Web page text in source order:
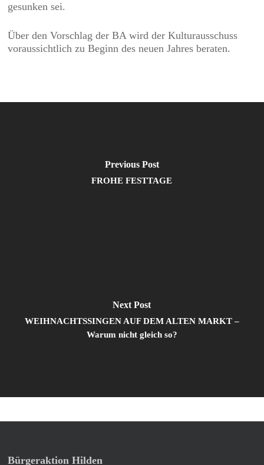
gesunken sei.
Über den Vorschlag der BA wird der Kulturausschuss
voraussichtlich zu Beginn des neuen Jahres beraten.
Previous Post
FROHE FESTTAGE
Next Post
WEIHNACHTSSINGEN AUF DEM ALTEN MARKT –
Warum nicht gleich so?
Bürgeraktion Hilden